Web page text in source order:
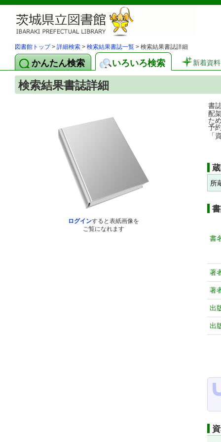
図書館トップ> 詳細検索 > 検索結果書誌一覧 > 検索結果書誌詳細
かんたん検索 いろいろ検索 新着資料
検索結果書誌詳細
ログインすると表紙画像を
ご覧になれます
書
配
た
予
「
所
書
著
著
出
出